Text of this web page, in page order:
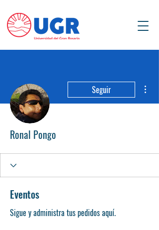
Seguir
Ronal Pongo
Eventos
Sigue y administra tus pedidos aquí.